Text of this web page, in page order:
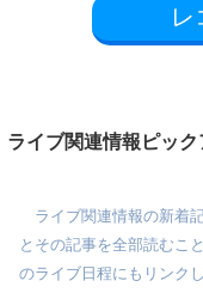
レ
ライブ関連情報ピック
ライブ関連情報の新着
とその記事を全部読むこ
のライブ日程にもリンク